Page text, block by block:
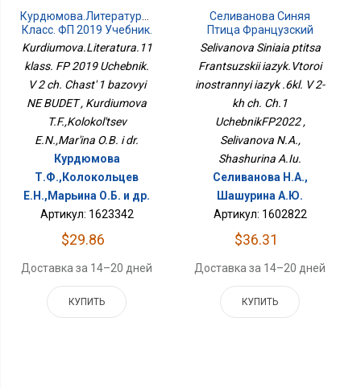
Курдюмова.Литература.11
Класс. ФП 2019 Учебник.
В 2 Ч. Часть 1 Базовый
Kurdiumova.Literatura.11
klass. FP 2019 Uchebnik.
V 2 ch. Chast' 1 bazovyi
NE BUDET , Kurdiumova
T.F.,Kolokol'tsev
E.N.,Mar'ina O.B. i dr.
Курдюмова
Т.Ф.,Колокольцев
Е.Н.,Марьина О.Б. и др.
Артикул: 1623342
$29.86
Доставка за 14–20 дней
КУПИТЬ
Селиванова Синяя
Птица Французский
Язык.Второй
Иностранный Язык .6кл.
В 2-Х Ч. Ч.1
УчебникФП2022
Selivanova Siniaia ptitsa
Frantsuzskii iazyk.Vtoroi
inostrannyi iazyk .6kl. V 2-
kh ch. Ch.1
UchebnikFP2022 ,
Selivanova N.A.,
Shashurina A.Iu.
Селиванова Н.А.,
Шашурина А.Ю.
Артикул: 1602822
$36.31
Доставка за 14–20 дней
КУПИТЬ